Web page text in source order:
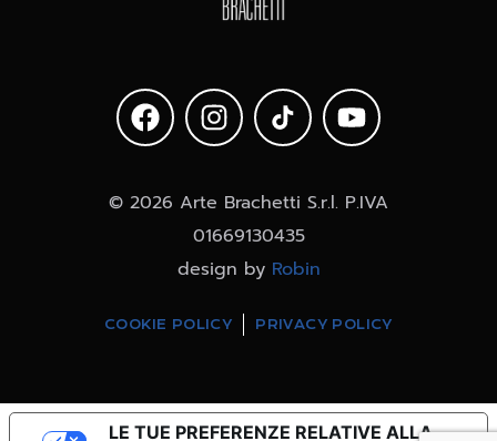
© 2026 Arte Brachetti S.r.l. P.IVA
01669130435
design by Robin
COOKIE POLICY PRIVACY POLICY
LE TUE PREFERENZE RELATIVE ALLA